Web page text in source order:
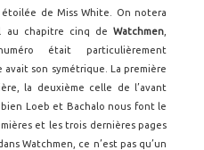
de Miss White. On notera
au chapitre cinq de Watchmen
était particulièrement
avait son symétrique. La première
la deuxième celle de l’avant
Loeb et Bachalo nous font le
et les trois dernières pages
Watchmen, ce n’est pas qu’un